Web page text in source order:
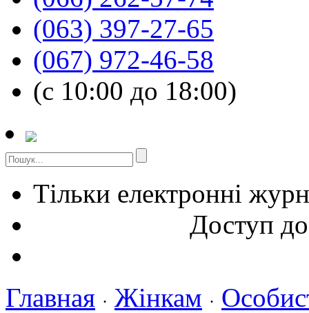
(063) 397-27-65
(067) 972-46-58
(с 10:00 до 18:00)
Тільки електронні
Доступ
Главная · Жінкам ·